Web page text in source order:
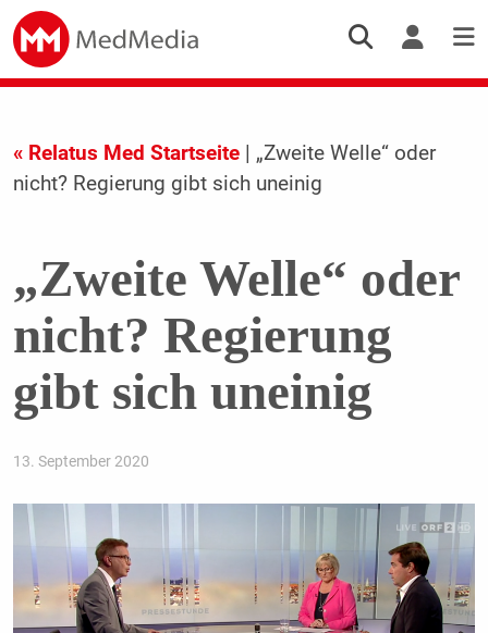
« Relatus Med Startseite| „Zweite Welle“ oder
nicht? Regierung gibt sich uneinig
„Zweite Welle“ oder
nicht? Regierung
gibt sich uneinig
13. September 2020